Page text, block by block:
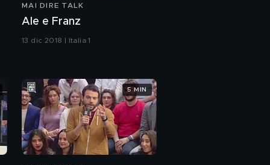
Chiaro Ferragno
The Giornalai - Love
MAI DIRE TALK
Ale e Franz
13 dic 2018 | Italia 1
5 MIN